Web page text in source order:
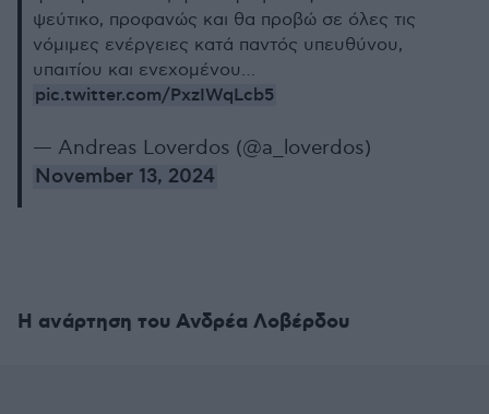
ψεύτικο, προφανώς και θα προβώ σε όλες τις
νόμιμες ενέργειες κατά παντός υπευθύνου,
υπαιτίου και ενεχομένου…
pic.twitter.com/PxzIWqLcb5
— Andreas Loverdos (@a_loverdos)
November 13, 2024
Η ανάρτηση του Ανδρέα Λοβέρδου